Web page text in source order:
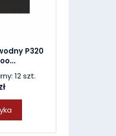
P320
12 szt.